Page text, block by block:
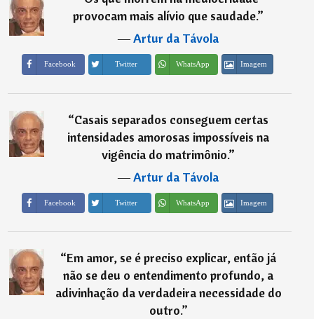
provocam mais alívio que saudade.”
―Artur da Távola
Facebook Twitter WhatsApp Imagem
“Casais separados conseguem certas
intensidades amorosas impossíveis na
vigência do matrimônio.”
―Artur da Távola
Facebook Twitter WhatsApp Imagem
“Em amor, se é preciso explicar, então já
não se deu o entendimento profundo, a
adivinhação da verdadeira necessidade do
outro.”